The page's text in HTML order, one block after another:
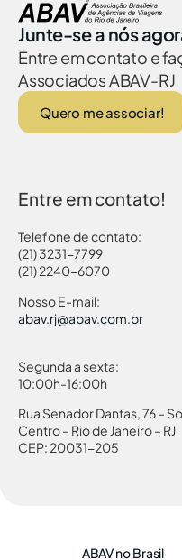
Junte-se a nós
Entre em contato e
Associados ABAV-RJ
Quero me associar!
Entre em contato!
Telefone de contato:
(21) 3231-7799
(21) 2240-6070
Nosso E-mail:
abav.rj@abav.com.br
Segunda a sexta:
10:00h-16:00h
Rua Senador Dantas, 76 –
Centro – Rio de Janeiro – RJ
CEP: 20031-205
ABAV no Brasil